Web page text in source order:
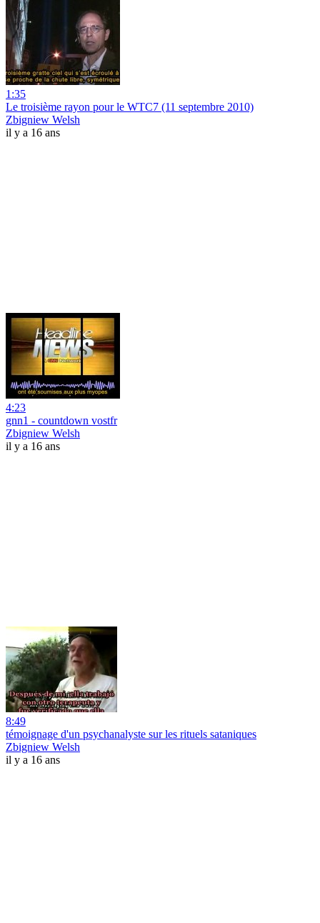
1:35
Le troisième rayon pour le WTC7 (11 septembre 2010)
Zbigniew Welsh
il y a 16 ans
4:23
gnn1 - countdown vostfr
Zbigniew Welsh
il y a 16 ans
8:49
témoignage d'un psychanalyste sur les rituels sataniques
Zbigniew Welsh
il y a 16 ans